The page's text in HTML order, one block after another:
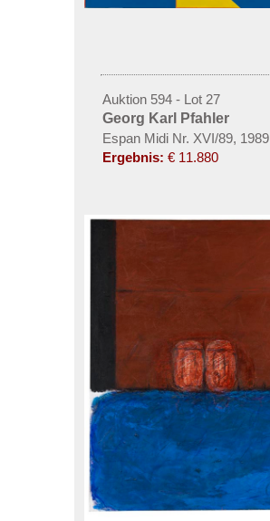
Auktion 594 - Lot 27
Georg Karl Pfahler
Espan Midi Nr. XVI/89, 1989
Ergebnis: € 11.880